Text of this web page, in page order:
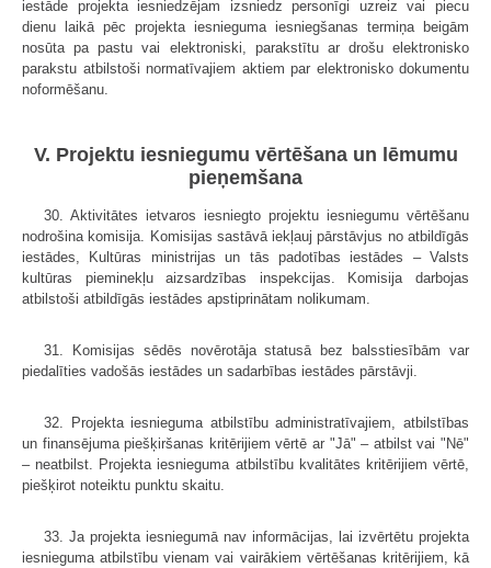
iestāde projekta iesniedzējam izsniedz personīgi uzreiz vai piecu
dienu laikā pēc projekta iesnieguma iesniegšanas termiņa beigām
nosūta pa pastu vai elektroniski, parakstītu ar drošu elektronisko
parakstu atbilstoši normatīvajiem aktiem par elektronisko dokumentu
noformēšanu.
V. Projektu iesniegumu vērtēšana un lēmumu
pieņemšana
30. Aktivitātes ietvaros iesniegto projektu iesniegumu vērtēšanu
nodrošina komisija. Komisijas sastāvā iekļauj pārstāvjus no atbildīgās
iestādes, Kultūras ministrijas un tās padotības iestādes – Valsts
kultūras pieminekļu aizsardzības inspekcijas. Komisija darbojas
atbilstoši atbildīgās iestādes apstiprinātam nolikumam.
31. Komisijas sēdēs novērotāja statusā bez balsstiesībām var
piedalīties vadošās iestādes un sadarbības iestādes pārstāvji.
32. Projekta iesnieguma atbilstību administratīvajiem, atbilstības
un finansējuma piešķiršanas kritērijiem vērtē ar "Jā" – atbilst vai "Nē"
– neatbilst. Projekta iesnieguma atbilstību kvalitātes kritērijiem vērtē,
piešķirot noteiktu punktu skaitu.
33. Ja projekta iesniegumā nav informācijas, lai izvērtētu projekta
iesnieguma atbilstību vienam vai vairākiem vērtēšanas kritērijiem, kā